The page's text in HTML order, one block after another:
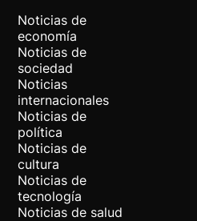
Noticias de
economía
Noticias de
sociedad
Noticias
internacionales
Noticias de
política
Noticias de
cultura
Noticias de
tecnología
Noticias de salud